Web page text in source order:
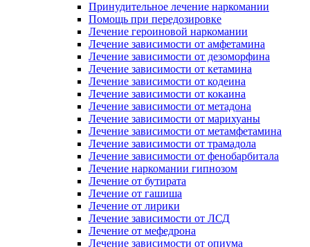
Принудительное лечение наркомании
Помощь при передозировке
Лечение героиновой наркомании
Лечение зависимости от амфетамина
Лечение зависимости от дезоморфина
Лечение зависимости от кетамина
Лечение зависимости от кодеина
Лечение зависимости от кокаина
Лечение зависимости от метадона
Лечение зависимости от марихуаны
Лечение зависимости от метамфетамина
Лечение зависимости от трамадола
Лечение зависимости от фенобарбитала
Лечение наркомании гипнозом
Лечение от бутирата
Лечение от гашиша
Лечение от лирики
Лечение зависимости от ЛСД
Лечение от мефедрона
Лечение зависимости от опиума